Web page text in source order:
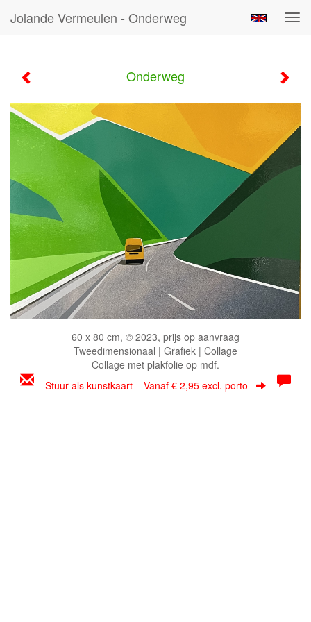
Jolande Vermeulen - Onderweg
Onderweg
60 x 80 cm, © 2023, prijs op aanvraag
Tweedimensionaal | Grafiek | Collage
Collage met plakfolie op mdf.
Stuur als kunstkaart Vanaf € 2,95 excl. porto